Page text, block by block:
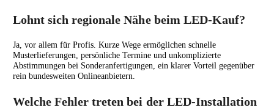
Lohnt sich regionale Nähe beim LED-Kauf?
Ja, vor allem für Profis. Kurze Wege ermöglichen schnelle
Musterlieferungen, persönliche Termine und unkomplizierte
Abstimmungen bei Sonderanfertigungen, ein klarer Vorteil gegenüber
rein bundesweiten Onlineanbietern.
Welche Fehler treten bei der LED-Installation